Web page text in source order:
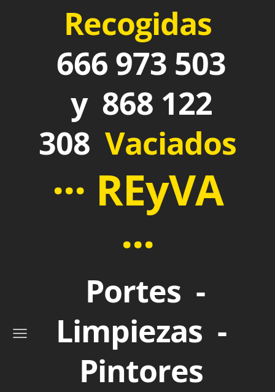
Recogidas
666 973 503
y 868 122
308 Vaciados
··· REyVA
···
Portes -
Limpiezas -
Pintores